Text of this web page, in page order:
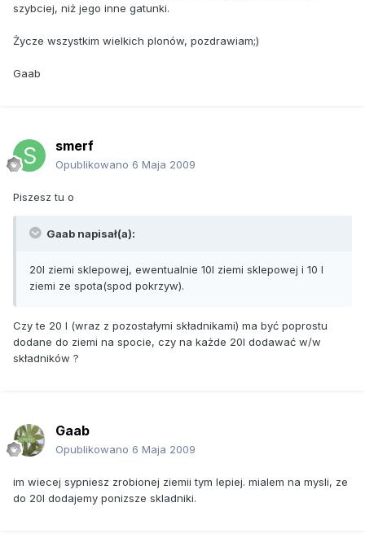
szybciej, niż jego inne gatunki.
Życze wszystkim wielkich plonów, pozdrawiam;)
Gaab
smerf
Opublikowano 6 Maja 2009
Piszesz tu o
Gaab napisał(a):
20l ziemi sklepowej, ewentualnie 10l ziemi sklepowej i 10 l
ziemi ze spota(spod pokrzyw).
Czy te 20 l (wraz z pozostałymi składnikami) ma być poprostu
dodane do ziemi na spocie, czy na każde 20l dodawać w/w
składników ?
Gaab
Opublikowano 6 Maja 2009
im wiecej sypniesz zrobionej ziemii tym lepiej. mialem na mysli, ze
do 20l dodajemy ponizsze skladniki.